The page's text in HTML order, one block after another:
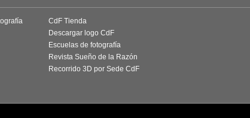
CdF Tienda
Descargar logo CdF
Escuelas de fotografía
Revista Sueño de la Razón
Recorrido 3D por Sede CdF